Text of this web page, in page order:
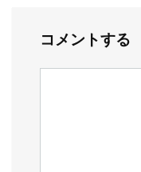
コメントする